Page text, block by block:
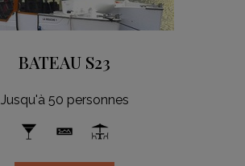
BATEAU S23
Jusqu'à 50 personnes